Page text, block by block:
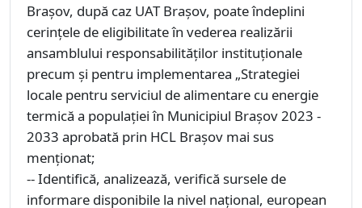
Brașov, după caz UAT Brașov, poate îndeplini
cerințele de eligibilitate în vederea realizării
ansamblului responsabilităților instituționale
precum și pentru implementarea „Strategiei
locale pentru serviciul de alimentare cu energie
termică a populației în Municipiul Brașov 2023 -
2033 aprobată prin HCL Brașov mai sus
menționat;
-- Identifică, analizează, verifică sursele de
informare disponibile la nivel național, european